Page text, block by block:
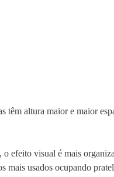
têm altura maior e maior
efeito visual é mais
mais usados ocupando